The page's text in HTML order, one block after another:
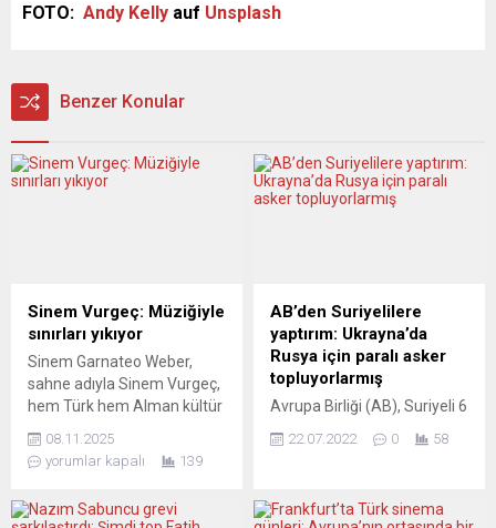
FOTO: Andy Kelly auf Unsplash
Benzer Konular
Sinem Vurgeç: Müziğiyle
sınırları yıkıyor
Sinem Garnateo Weber,
sahne adıyla Sinem Vurgeç,
hem Türk hem Alman kültür
edinen bir sanatçı. Onun
hikâyesi, göçle şekillenen bir
kök salmasının hikâyesi
08.11.2025
yorumlar kapalı
139
AB’den Suriyelilere
yaptırım: Ukrayna’da
Rusya için paralı asker
topluyorlarmış
Avrupa Birliği (AB), Suriyeli 6
Ukrayna’da savaşmak üzere
listesine aldı. Resmi
22.07.2022 0 58